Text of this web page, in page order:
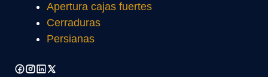
Apertura cajas fuertes
Cerraduras
Persianas